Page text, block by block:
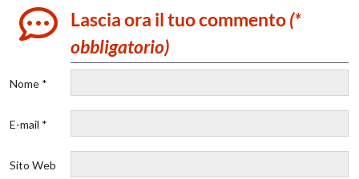
Lascia ora il tuo commento(*
obbligatorio)
Nome *
E-mail *
Sito Web